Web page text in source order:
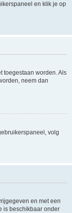
en klik je op
toegestaan worden. Als
neem dan
volg
en met een
is beschikbaar onder